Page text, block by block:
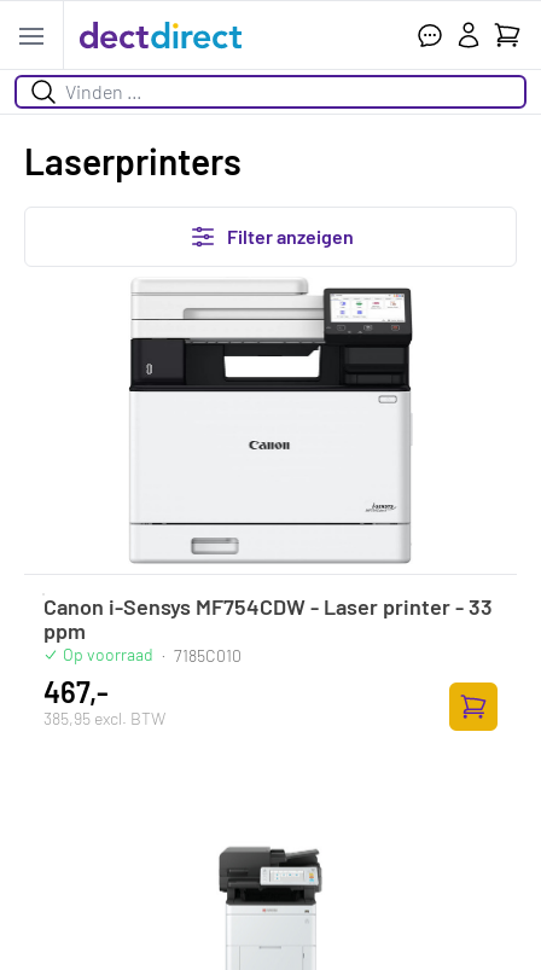
Open menu
Suchen
Ihr
Laserprinters
Filter anzeigen
Canon i-Sensys MF754CDW - Laser printer - 33
ppm
Op voorraad · 7185C010
467,-
385,95 excl. BTW
Zum